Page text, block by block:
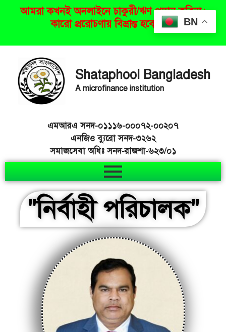
আমরা কখনই অনলাইনে চাকুরী/ঋণ প্রদান করিনা।
কারো প্ররোচণায় বিভ্রান্ত হবেন না।
Shataphool Bangladesh
A microfinance institution
এমআরএ সনদ-০১১১৬-০০০৭২-০০২০৭
এনজিও ব্যুরো সনদ-৩২৬২
সমাজসেবা অধিঃ সনদ-রাজশা-৬২৩/০১
"নির্বাহী পরিচালক"
BN